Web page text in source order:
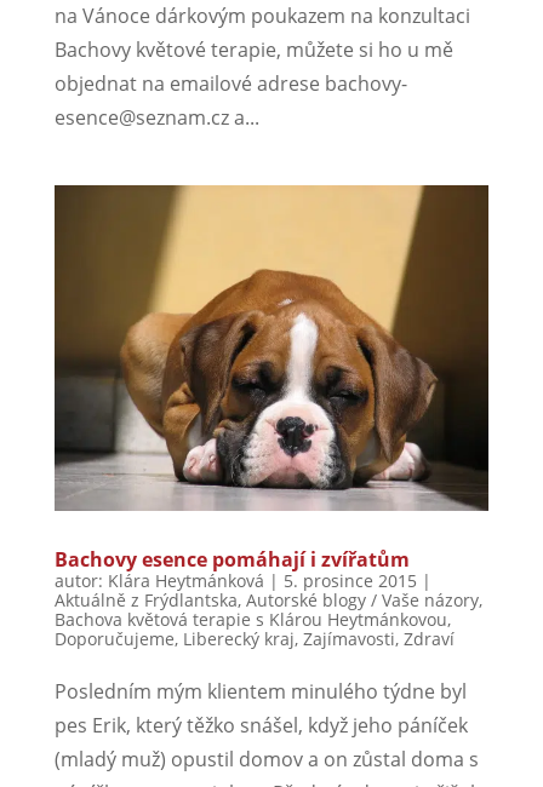
na Vánoce dárkovým poukazem na konzultaci
Bachovy květové terapie, můžete si ho u mě
objednat na emailové adrese bachovy-
esence@seznam.cz a...
Bachovy esence pomáhají i zvířatům
autor: Klára Heytmánková | 5. prosince 2015 |
Aktuálně z Frýdlantska, Autorské blogy / Vaše názory,
Bachova květová terapie s Klárou Heytmánkovou,
Doporučujeme, Liberecký kraj, Zajímavosti, Zdraví
Posledním mým klientem minulého týdne byl
pes Erik, který těžko snášel, když jeho páníček
(mladý muž) opustil domov a on zůstal doma s